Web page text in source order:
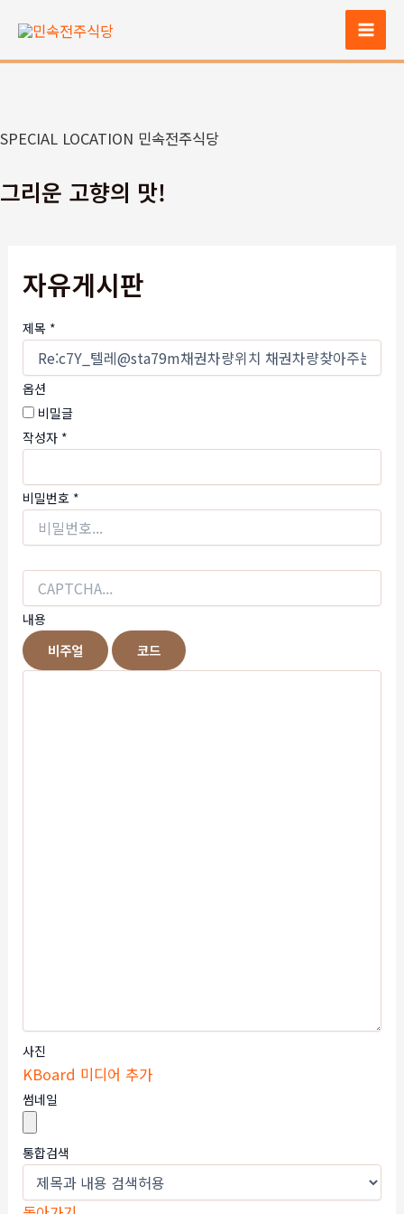
츠
너
기
Main
SPECIAL LOCATION 민속전주식당
그리운 고향의 맛!
자유게시판
제목 *
옵션
비밀글
작성자 *
비밀번호 *
내용
비주얼 코드
사진
KBoard 미디어 추가
썸네일
통합검색